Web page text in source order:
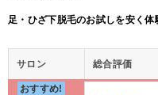
足・ひざ下脱毛のお試しを安く
サロン 総合評価
おすすめ!